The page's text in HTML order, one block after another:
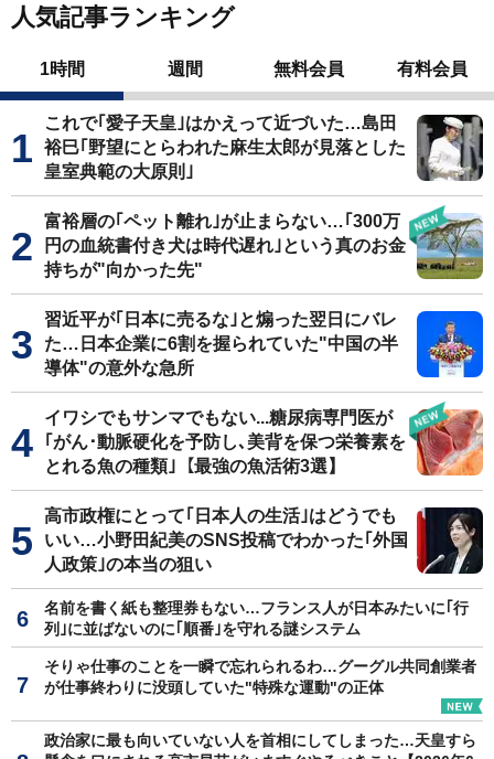
人気記事ランキング
1時間 週間 無料会員 有料会員
これで｢愛子天皇｣はかえって近づいた…島田
裕巳｢野望にとらわれた麻生太郎が見落とした
皇室典範の大原則｣
富裕層の｢ペット離れ｣が止まらない…｢300万
円の血統書付き犬は時代遅れ｣という真のお金
持ちが"向かった先"
習近平が｢日本に売るな｣と煽った翌日にバレ
た…日本企業に6割を握られていた"中国の半
導体"の意外な急所
イワシでもサンマでもない...糖尿病専門医が
｢がん･動脈硬化を予防し､美背を保つ栄養素を
とれる魚の種類｣【最強の魚活術3選】
高市政権にとって｢日本人の生活｣はどうでも
いい…小野田紀美のSNS投稿でわかった｢外国
人政策｣の本当の狙い
名前を書く紙も整理券もない…フランス人が日本みたいに｢行
列｣に並ばないのに｢順番｣を守れる謎システム
そりゃ仕事のことを一瞬で忘れられるわ…グーグル共同創業者
が仕事終わりに没頭していた"特殊な運動"の正体
政治家に最も向いていない人を首相にしてしまった…天皇すら